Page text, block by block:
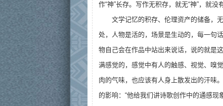
作“神”长存。写作无积存，就无“神”，就没
文学记忆的积存、伦理资产的储备，
处，人物是活的，场景是生动的，每一句
物自己会在作品中站出来说话，说的就是
满感觉的，感觉中有人的触感、视觉、嗅
肉的气味，也应该有人身上散发出的汗味
的影响：“他给我们讲诗歌创作中的通感